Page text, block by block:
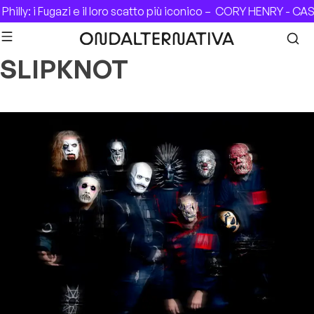
Skip to content
i Fugazi e il loro scatto più iconico –CORY HENRY - CASA
SLIPKNOT